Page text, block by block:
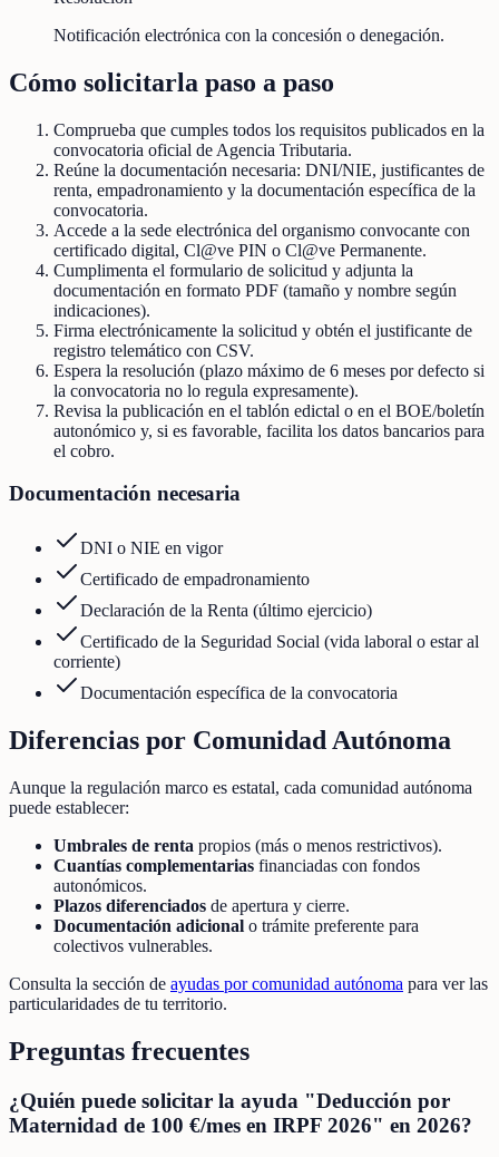
Notificación electrónica con la concesión o denegación.
Cómo solicitarla paso a paso
Comprueba que cumples todos los requisitos publicados en la
convocatoria oficial de Agencia Tributaria.
Reúne la documentación necesaria: DNI/NIE, justificantes de
renta, empadronamiento y la documentación específica de la
convocatoria.
Accede a la sede electrónica del organismo convocante con
certificado digital, Cl@ve PIN o Cl@ve Permanente.
Cumplimenta el formulario de solicitud y adjunta la
documentación en formato PDF (tamaño y nombre según
indicaciones).
Firma electrónicamente la solicitud y obtén el justificante de
registro telemático con CSV.
Espera la resolución (plazo máximo de 6 meses por defecto si
la convocatoria no lo regula expresamente).
Revisa la publicación en el tablón edictal o en el BOE/boletín
autonómico y, si es favorable, facilita los datos bancarios para
el cobro.
Documentación necesaria
DNI o NIE en vigor
Certificado de empadronamiento
Declaración de la Renta (último ejercicio)
Certificado de la Seguridad Social (vida laboral o estar al
corriente)
Documentación específica de la convocatoria
Diferencias por Comunidad Autónoma
Aunque la regulación marco es estatal, cada comunidad autónoma
puede establecer:
Umbrales de renta propios (más o menos restrictivos).
Cuantías complementarias financiadas con fondos
autonómicos.
Plazos diferenciados de apertura y cierre.
Documentación adicional o trámite preferente para
colectivos vulnerables.
Consulta la sección de ayudas por comunidad autónoma para ver las
particularidades de tu territorio.
Preguntas frecuentes
¿Quién puede solicitar la ayuda "Deducción por
Maternidad de 100 €/mes en IRPF 2026" en 2026?